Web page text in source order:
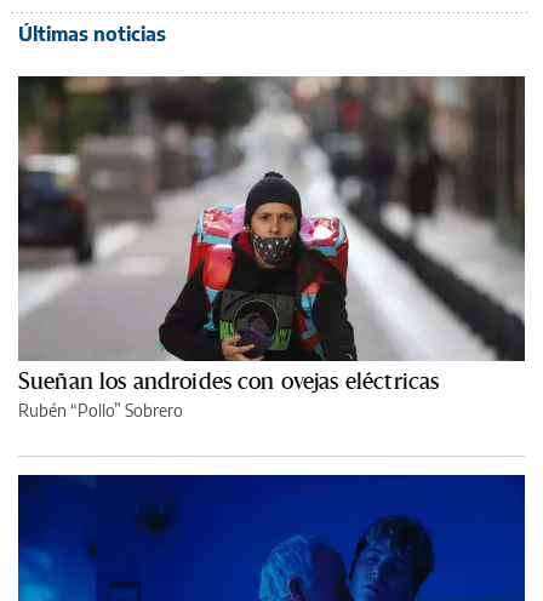
Últimas noticias
Sueñan los androides con ovejas eléctricas
Rubén “Pollo” Sobrero